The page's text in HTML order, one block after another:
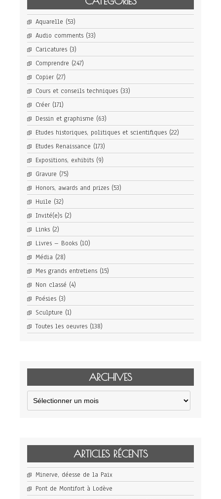
Aquarelle (53)
Audio comments (33)
Caricatures (3)
Comprendre (247)
Copier (27)
Cours et conseils techniques (33)
Créer (171)
Dessin et graphisme (63)
Etudes historiques, politiques et scientifiques (22)
Etudes Renaissance (173)
Expositions, exhibits (9)
Gravure (75)
Honors, awards and prizes (53)
Huile (32)
Invité(e)s (2)
Links (2)
Livres – Books (10)
Média (28)
Mes grands entretiens (15)
Non classé (4)
Poésies (3)
Sculpture (1)
Toutes les oeuvres (138)
ARCHIVES
Archives
ARTICLES RÉCENTS
Minerve, déesse de la Paix
Pont de Montifort à Lodève